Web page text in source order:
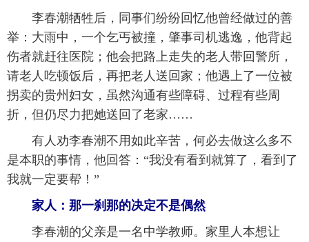
李春潮牺牲后，同事们纷纷回忆他曾经做过的善
举：大雨中，一个乞丐被撞，肇事司机逃逸，他背起
伤者就赶往医院；他会把路上走失的老人带回警所，
请老人吃顿饭后，再把老人送回家；他遇上了一位被
拐卖的贵州妇女，虽然沟通有些障碍、过程有些周
折，但仍尽力把她送回了老家……
有人劝李春潮不用如此辛苦，何必去做这么多不
是本职的事情，他回答：“我没有看到就算了，看到了
我就一定要帮！”
家人：那一刹那的决定不是偶然
李春潮的父亲是一名中学教师。家里人本想让